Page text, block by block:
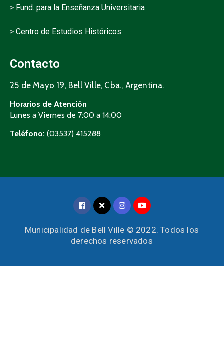
> Fund. para la Enseñanza Universitaria
> Centro de Estudios Históricos
Contacto
25 de Mayo 19, Bell Ville, Cba., Argentina.
Horarios de Atención
Lunes a Viernes de 7:00 a 14:00
Teléfono: (03537) 415288
Municipalidad de Bell Ville © 2022. Todos los
derechos reservados